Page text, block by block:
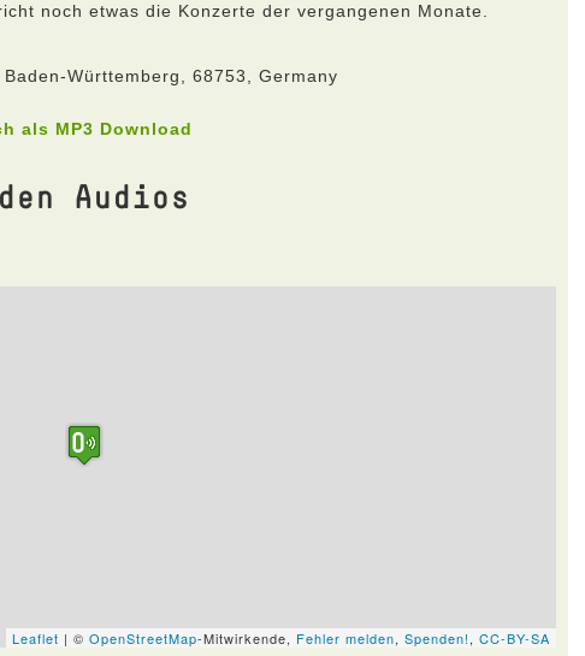
noch etwas die Konzerte der vergangenen Monate.
Württemberg, 68753, Germany
als MP3 Download
Audios